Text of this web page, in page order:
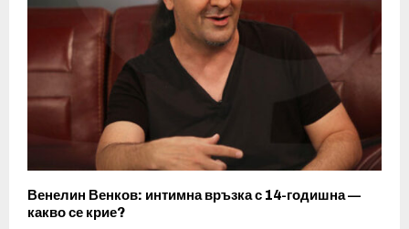
Венелин Венков: интимна връзка с 14-годишна —
какво се крие?